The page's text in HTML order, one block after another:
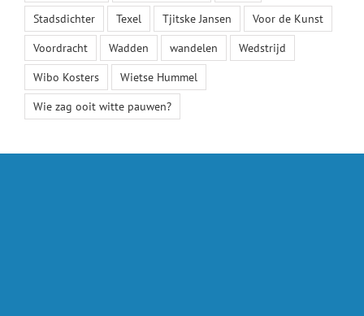
Stadsdichter
Texel Tjitske Jansen
Voor de Kunst
Voordracht
Wadden wandelen
Wedstrijd
Wibo Kosters
Wietse Hummel
Wie zag ooit witte pauwen?